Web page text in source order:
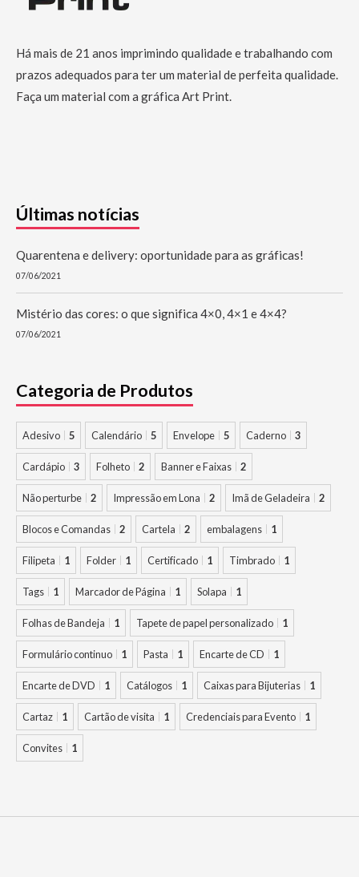
Há mais de 21 anos imprimindo qualidade e trabalhando com
prazos adequados para ter um material de perfeita qualidade.
Faça um material com a gráfica Art Print.
Últimas notícias
Quarentena e delivery: oportunidade para as gráficas!
07/06/2021
Mistério das cores: o que significa 4×0, 4×1 e 4×4?
07/06/2021
Categoria de Produtos
Adesivo 5 Calendário 5 Envelope 5 Caderno 3
Cardápio 3 Folheto 2 Banner e Faixas 2
Não perturbe 2 Impressão em Lona 2 Imã de Geladeira 2
Blocos e Comandas 2 Cartela 2 embalagens 1
Filipeta 1 Folder 1 Certificado 1 Timbrado 1
Tags 1 Marcador de Página 1 Solapa 1
Folhas de Bandeja 1 Tapete de papel personalizado 1
Formulário continuo 1 Pasta 1 Encarte de CD 1
Encarte de DVD 1 Catálogos 1 Caixas para Bijuterias 1
Cartaz 1 Cartão de visita 1 Credenciais para Evento 1
Convites 1